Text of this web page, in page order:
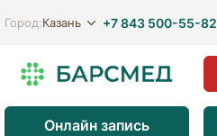
Город:Казань +7 843 500-55-82
Онлайн запись